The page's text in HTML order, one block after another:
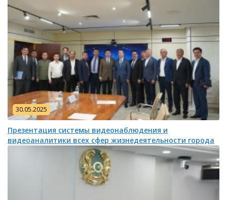
30.05.2025
Презентация системы видеонаблюдения и
видеоаналитики всех сфер жизнедеятельности города